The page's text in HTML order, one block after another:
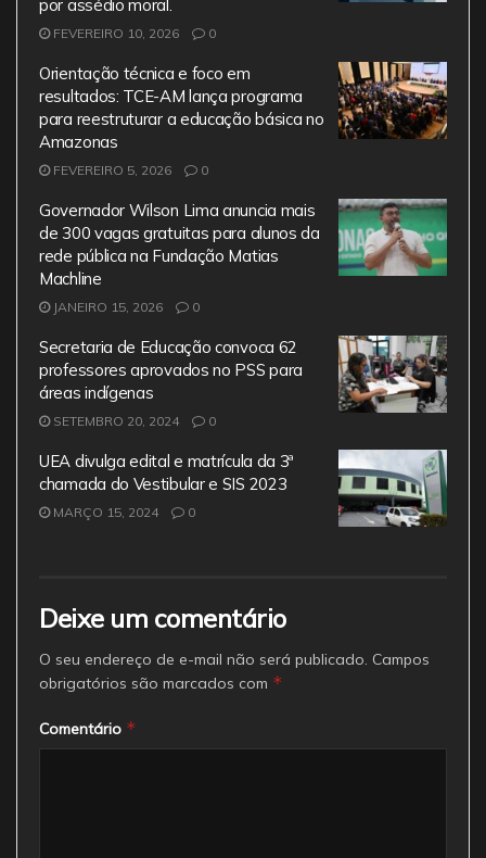
por assédio moral.
FEVEREIRO 10, 2026 0
Orientação técnica e foco em
resultados: TCE-AM lança programa
para reestruturar a educação básica no
Amazonas
FEVEREIRO 5, 2026 0
Governador Wilson Lima anuncia mais
de 300 vagas gratuitas para alunos da
rede pública na Fundação Matias
Machline
JANEIRO 15, 2026 0
Secretaria de Educação convoca 62
professores aprovados no PSS para
áreas indígenas
SETEMBRO 20, 2024 0
UEA divulga edital e matrícula da 3ª
chamada do Vestibular e SIS 2023
MARÇO 15, 2024 0
Deixe um comentário
O seu endereço de e-mail não será publicado. Campos
obrigatórios são marcados com *
Comentário *